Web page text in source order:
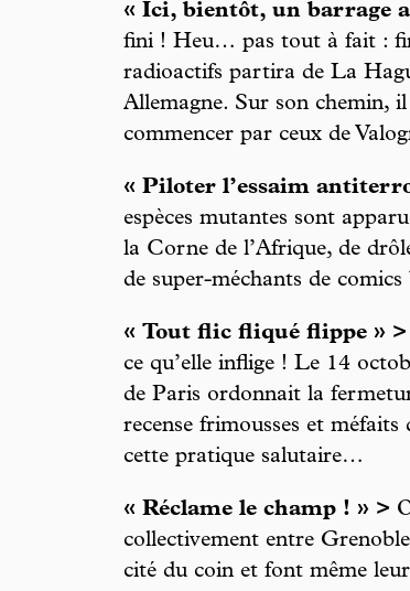
« Ici, bientôt, un barrage
fini ! Heu… pas tout à fait :
radioactifs partira de La
Allemagne. Sur son chemin,
commencer par ceux de
« Piloter l’essaim
espèces mutantes sont
la Corne de l’Afrique, de
de super-méchants de
« Tout flic fliqué flippe » >
ce qu’elle inflige ! Le 14
de Paris ordonnait la
recense frimousses et
cette pratique salutaire…
« Réclame le champ ! » >
collectivement entre
cité du coin et font même